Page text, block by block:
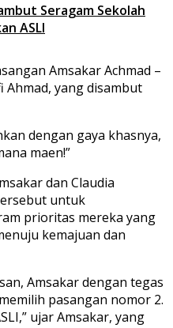
Seragam Sekolah
ASLI
Amsakar Achmad –
Ahmad, yang disambut
dengan gaya khasnya,
maen!”
dan Claudia
untuk
prioritas mereka yang
kemajuan dan
Amsakar dengan tegas
pasangan nomor 2.
ujar Amsakar, yang